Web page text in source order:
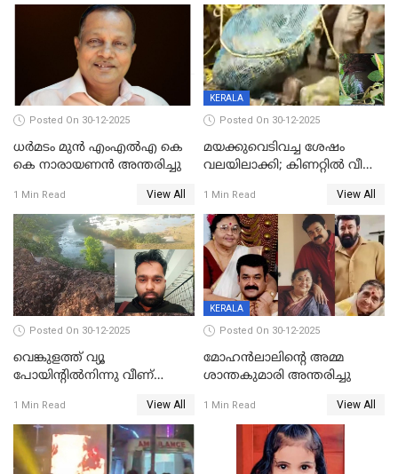
മർദിച്ചതായി പരാതി
Posted On 30-12-2025
ധർമടം മുൻ എംഎല്‍എ കെ
കെ നാരായണന്‍ അന്തരിച്ചു
1 Min Read View All
KERALA
Posted On 30-12-2025
മയക്കുവെടിവച്ച ശേഷം
വലയിലാക്കി; കിണറ്റിൽ വീണ
1 Min Read View All
Posted On 30-12-2025
വെങ്കുളത്ത് വ്യൂ
പോയിന്റിൽനിന്നു വീണ്
1 Min Read View All
KERALA
Posted On 30-12-2025
മോഹന്‍ലാലിന്‍റെ അമ്മ
ശാന്തകുമാരി അന്തരിച്ചു
1 Min Read View All